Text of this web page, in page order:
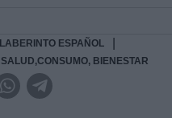
LABERINTO ESPAÑOL
SALUD,CONSUMO, BIENESTAR